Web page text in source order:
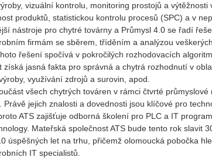
vizuální kontrolu, monitoring prostojů a výtěžnosti
produktů, statistickou kontrolu procesů (SPC) a v
nástroje pro chytré továrny a Průmysl 4.0 se řadí
firmám se sběrem, tříděním a analýzou
řešení spočívá v pokročilých rozhodovacích
získá jasná fakta pro správná a chytrá rozhodnutí v
využívání zdrojů a surovin, apod.
všech chytrých továren v rámci čtvrté
Právě jejich znalosti a dovednosti jsou klíčové pro
ATS zajišťuje odborná školení pro PLC a IT
Mateřská společnost ATS bude tento rok slavit
úspěšných let na trhu, přičemž olomoucká pobočka
IT specialistů.